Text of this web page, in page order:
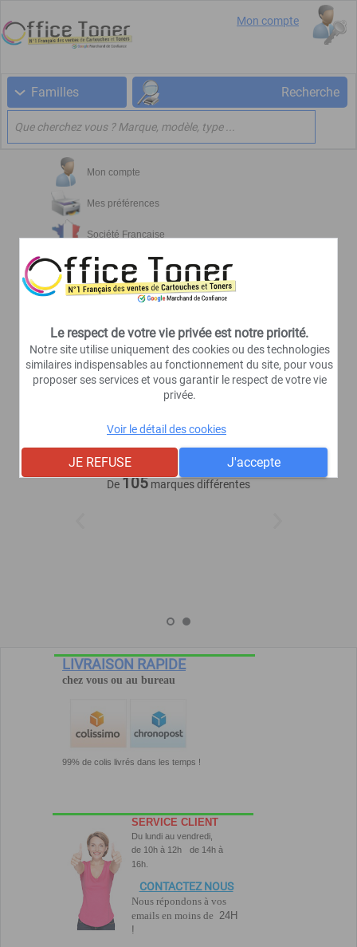
Mon compte
Familles Recherche
Mon compte
Mes préférences
Société Française
Livraison rapide
Paiement sécurisé
Marchand de confiance
Services clients
10 184Articles dans notre
De105marques différentes
LIVRAISON RAPIDE
chez vous ou au bureau
99% de colis livrés dans les temps !
SERVICE CLIENT
Du lundi au vendredi,
de 10h à 12h
de 14h à
16h.
CONTACTEZ NOUS
Nous répondons à vos
emails en moins de 24H
!
Le respect de votre vie privée est notre priorité.
Notre site utilise uniquement des cookies ou des technologies
similaires indispensables au fonctionnement du site, pour vous
proposer ses services et vous garantir le respect de votre vie
privée.
Voir le détail des cookies
JE REFUSE J'accepte